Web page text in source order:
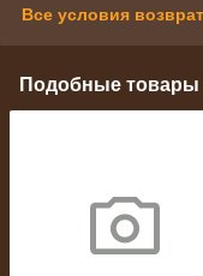
Все условия
Подобные товары